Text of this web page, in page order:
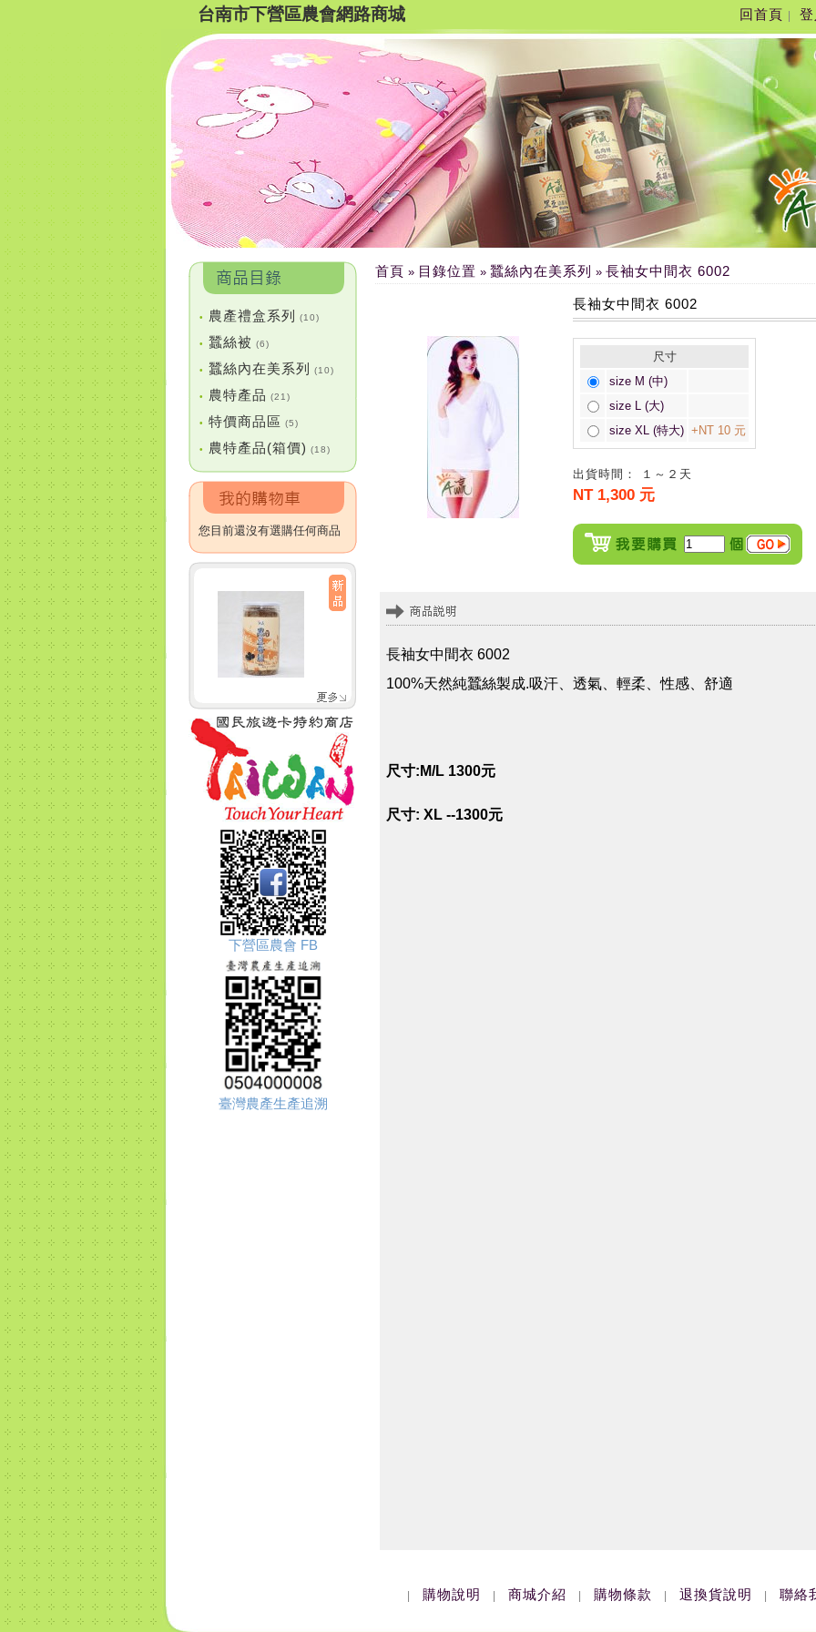
台南市下營區農會網路商城 回首頁
• 農產禮盒系列 (10)
• 蠶絲被 (6)
• 蠶絲內在美系列 (10)
• 農特產品 (21)
• 特價商品區 (5)
• 農特產品(箱價) (18)
您目前還沒有選購任何商品
下營區農會 FB
臺灣農產生產追溯
首頁 » 目錄位置 » 蠶絲內在美系列 » 長袖女中間衣 6002
長袖女中間衣 6002
尺寸
size M (中)
size L (大)
size XL (特大) +NT 10 元
出貨時間： １～２天
NT 1,300 元
長袖女中間衣 6002
100%天然純蠶絲製成.吸汗、透氣、輕柔、性感、舒適
尺寸:M/L 1300元
尺寸: XL --1300元
購物說明 商城介紹 購物條款 退換貨說明 聯絡